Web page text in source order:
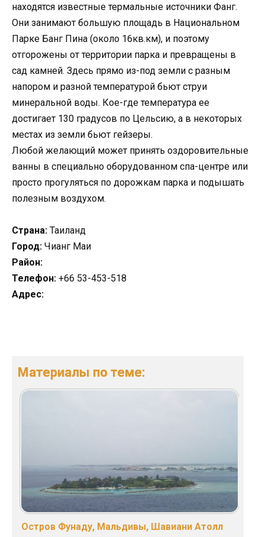
находятся известные термальные источники Фанг.
Они занимают большую площадь в Национальном
Парке Банг Пина (около 16кв.км), и поэтому
отгорожены от территории парка и превращены в
сад камней. Здесь прямо из-под земли с разным
напором и разной температурой бьют струи
минеральной воды. Кое-где температура ее
достигает 130 градусов по Цельсию, а в некоторых
местах из земли бьют гейзеры.
Любой желающий может принять оздоровительные
ванны в специально оборудованном спа-центре или
просто прогуляться по дорожкам парка и подышать
полезным воздухом.
Страна: Таиланд
Город: Чианг Маи
Район:
Телефон: +66 53-453-518
Адрес:
Материалы по теме:
Остров Фунаду, Мальдивы, Шавиани Атолл